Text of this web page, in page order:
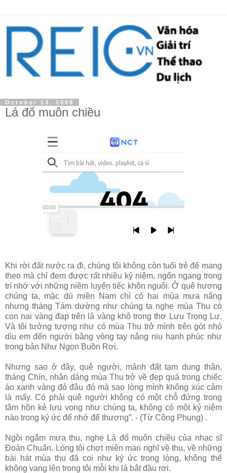
October 13, 2008
Lá đổ muôn chiều
Khi rời đất nước ra đi, chúng tôi không còn tuổi trẻ để mang
theo mà chỉ đem được rất nhiều kỷ niệm, ngổn ngang trong
trí nhớ với những niềm luyến tiếc khôn nguôi. Ở quê hương
chúng ta, mặc dù miền Nam chỉ có hai mùa mưa nắng
nhưng tháng Tám dường như chúng ta nghe mùa Thu có
con nai vàng đạp trên lá vàng khô trong thơ Lưu Trọng Lư.
Và tôi tưởng tượng như có mùa Thu trở mình trên gót nhỏ
dìu em đến người bằng vòng tay nâng niu hạnh phúc như
trong bản Như Ngọn Buồn Rơi.
Nhưng sao ở đây, quê người, mảnh đất tạm dung thân,
tháng Chín, nhân dáng mùa Thu trở về đẹp quá trong chiếc
áo xanh vàng đỏ đâu đó mà sao lòng mình không xúc cảm
là mấy. Có phải quê người không có một chỗ đứng trong
tâm hồn kẻ lưu vong như chúng ta, không có một kỷ niệm
nào trong ký ức để nhớ để thương”. - (Từ Công Phụng) .
Ngồi ngắm mưa thu, nghe Lá đổ muôn chiều của nhạc sĩ
Đoàn Chuẩn. Lòng tôi chợt miên man nghĩ về thu, về những
bài hát mùa thu đã coi như ký ức trong lòng, không thể
không vang lên trong tôi mỗi khi lá bắt đầu rơi.